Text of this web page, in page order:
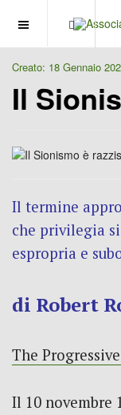
OFF CANVAS
Creato: 18 Gennaio
Il
Il termine
che privilegia
espropria e
di Robert
The
Il 10 novembre